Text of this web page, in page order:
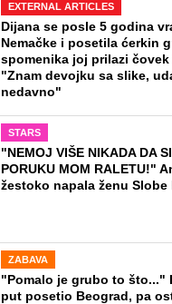
EXTERNAL ARTICLES
Dijana se posle 5 godina
Nemačke i posetila ćerkin
spomenika joj prilazi
"Znam devojku sa slike,
nedavno"
STARS
"NEMOJ VIŠE NIKADA DA
PORUKU MOM RALETU!"
žestoko napala ženu Slobe
ZABAVA
"Pomalo je grubo to što..."
put posetio Beograd, pa